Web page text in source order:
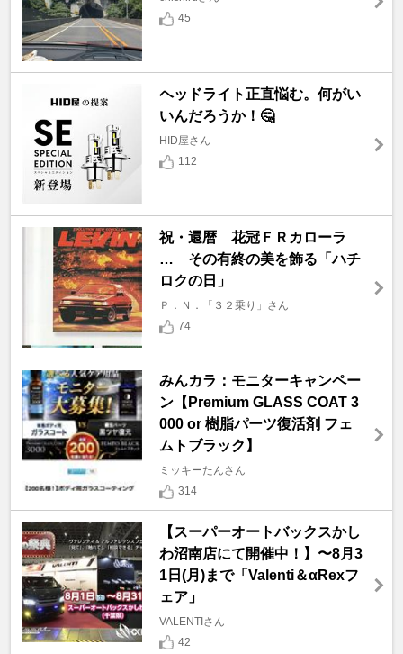
45
ヘッドライト正直悩む。何がい
いんだろうか！🤔
HID屋さん
112
祝・還暦 花冠ＦＲカローラ
… その有終の美を飾る「ハチ
ロクの日」
Ｐ．Ｎ．「３２乗り」さん
74
みんカラ：モニターキャンペー
ン【Premium GLASS COAT 3
000 or 樹脂パーツ復活剤 フェ
ムトブラック】
ミッキーたんさん
314
【スーパーオートバックスかし
わ沼南店にて開催中！】〜8月3
1日(月)まで「Valenti＆αRexフ
ェア」
VALENTIさん
42